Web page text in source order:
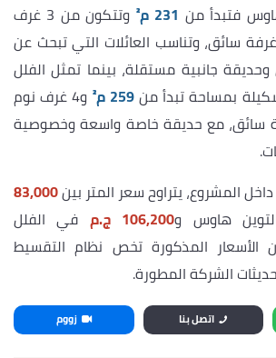
فتبدأ من 231 م²
وتتكون من 3 غرف
سائق، وتناسب العائلات التي تبحث عن
جانبية مستقلة، بينما تمثل الفلل
بمساحة تبدأ من259 م²
و4 غرف نوم
سائق، مع حديقة خاصة واسعة وخصوصية
المشروع، يتراوح سعر المتر بين83,000
هاوس و106,200 ج.م
في الفلل
الأسعار المذكورة تخص نظام التقسيط
الشركة المطورة.
اتصل بنا زووم